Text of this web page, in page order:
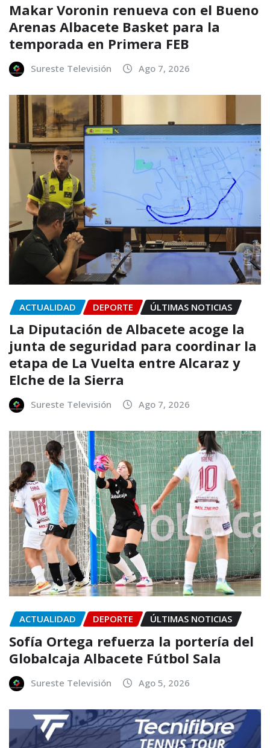
Makar Voronin renueva con el Bueno
Arenas Albacete Basket para la
temporada en Primera FEB
Sureste Televisión Ago 7, 2026
ACTUALIDAD DEPORTE ÚLTIMAS NOTICIAS
La Diputación de Albacete acoge la
junta de seguridad para coordinar la
etapa de La Vuelta entre Alcaraz y
Elche de la Sierra
Sureste Televisión Ago 7, 2026
ACTUALIDAD DEPORTE ÚLTIMAS NOTICIAS
Sofía Ortega refuerza la portería del
Globalcaja Albacete Fútbol Sala
Sureste Televisión Ago 5, 2026